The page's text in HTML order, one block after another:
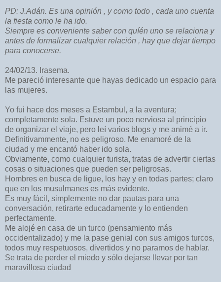
PD: J.Adán. Es una opinión , y como todo , cada uno cuenta
la fiesta como le ha ido.
Siempre es conveniente saber con quíén uno se relaciona y
antes de formalizar cualquier relación , hay que dejar tiempo
para conocerse.
24/02/13. Irasema.
Me pareció interesante que hayas dedicado un espacio para
las mujeres.
Yo fui hace dos meses a Estambul, a la aventura;
completamente sola. Estuve un poco nerviosa al principio
de organizar el viaje, pero leí varios blogs y me animé a ir.
Definitivammente, no es peligroso. Me enamoré de la
ciudad y me encantó haber ido sola.
Obviamente, como cualquier turista, tratas de advertir ciertas
cosas o situaciones que pueden ser peligrosas.
Hombres en busca de ligue, los hay y en todas partes; claro
que en los musulmanes es más evidente.
Es muy fácil, simplemente no dar pautas para una
conversación, retirarte educadamente y lo entienden
perfectamente.
Me alojé en casa de un turco (pensamiento más
occidentalizado) y me la pase genial con sus amigos turcos,
todos muy respetuosos, divertidos y no paramos de hablar.
Se trata de perder el miedo y sólo dejarse llevar por tan
maravillosa ciudad